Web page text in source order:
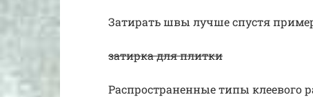
Затирать швы лучше спустя
затирка для плитки
Распространенные типы клеевого